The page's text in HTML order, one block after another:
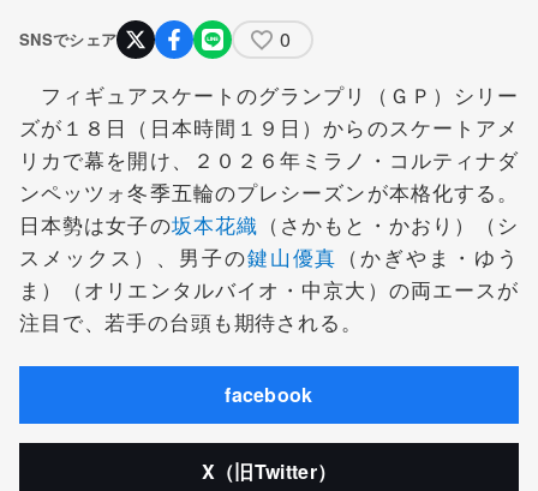
SNSでシェア 0
フィギュアスケートのグランプリ（ＧＰ）シリー
ズが１８日（日本時間１９日）からのスケートアメ
リカで幕を開け、２０２６年ミラノ・コルティナダ
ンペッツォ冬季五輪のプレシーズンが本格化する。
日本勢は女子の坂本花織 （さかもと・かおり）（シ
スメックス）、男子の鍵山優真 （かぎやま・ゆう
ま）（オリエンタルバイオ・中京大）の両エースが
注目で、若手の台頭も期待される。
facebook
X（旧Twitter）